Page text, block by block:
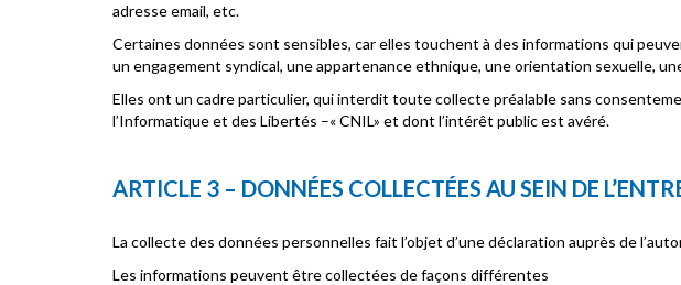
adresse email, etc.
Certaines données sont sensibles, car elles touchent à des informations qui
un engagement syndical, une appartenance ethnique, une orientation sexuelle,
Elles ont un cadre particulier, qui interdit toute collecte préalable sans
l’Informatique et des Libertés –« CNIL» et dont l’intérêt public est avéré.
ARTICLE 3 – DONNÉES COLLECTÉES AU SEIN DE
La collecte des données personnelles fait l’objet d’une déclaration auprès de
Les informations peuvent être collectées de façons différentes